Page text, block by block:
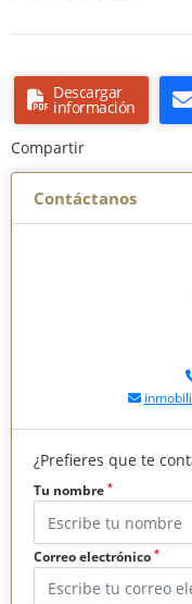
Descargar
información
Compartir
Contáctanos
¿Prefieres que te
Tu nombre *
Correo electrónico *